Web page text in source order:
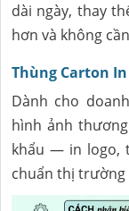
dài ngày, thay
hơn và không
Thùng Carton
Dành cho
hình ảnh
khẩu — in logo,
chuẩn thị trường